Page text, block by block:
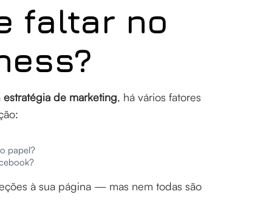
faltar no
estratégia de marketing, há vários fatores
papel?
à sua página — mas nem todas são